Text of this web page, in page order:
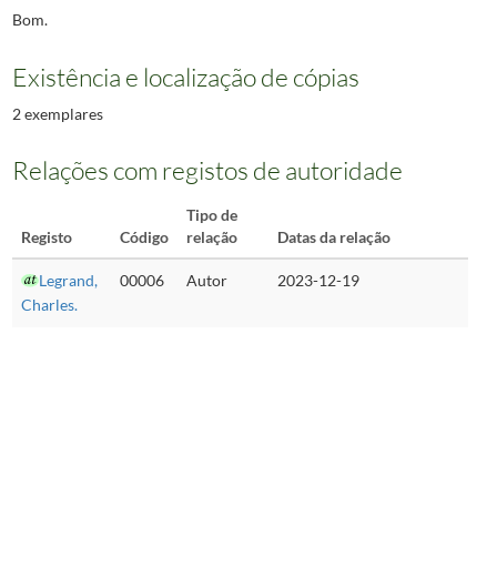
Bom.
Existência e localização de cópias
2 exemplares
Relações com registos de autoridade
Registo Código
Tipo de
relação
Datas da relação
Legrand,
Charles.
00006 Autor 2023-12-19